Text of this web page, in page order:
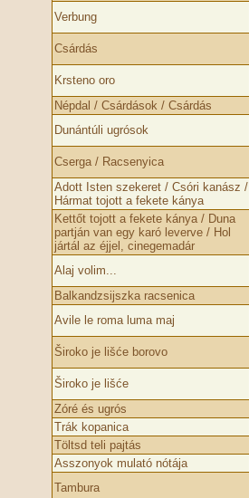
Verbung
Csárdás
Krsteno oro
Népdal / Csárdások / Csárdás
Dunántúli ugrósok
Cserga / Racsenyica
Adott Isten szekeret / Csóri kanász /
Hármat tojott a fekete kánya
Kettőt tojott a fekete kánya / Duna
partján van egy karó leverve / Hol
jártál az éjjel, cinegemadár
Alaj volim...
Balkandzsijszka racsenica
Avile le roma luma maj
Široko je lišće borovo
Široko je lišće
Zóré és ugrós
Trák kopanica
Töltsd teli pajtás
Asszonyok mulató nótája
Tambura